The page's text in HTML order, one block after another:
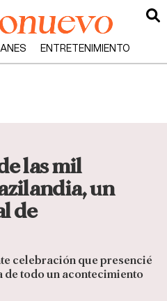
ENTRETENIMIENTO
las mil
un
de
celebración que presencié
de todo un acontecimiento